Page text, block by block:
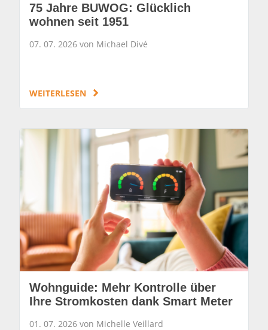
75 Jahre BUWOG: Glücklich
wohnen seit 1951
07. 07. 2026 von Michael Divé
WEITERLESEN
Wohnguide: Mehr Kontrolle über
Ihre Stromkosten dank Smart Meter
01. 07. 2026 von Michelle Veillard